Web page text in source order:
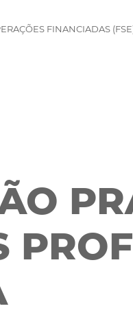
FINANCIADAS